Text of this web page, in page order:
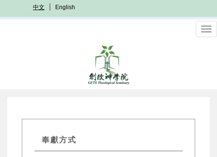
至
中文 English
GETS
奉獻方式